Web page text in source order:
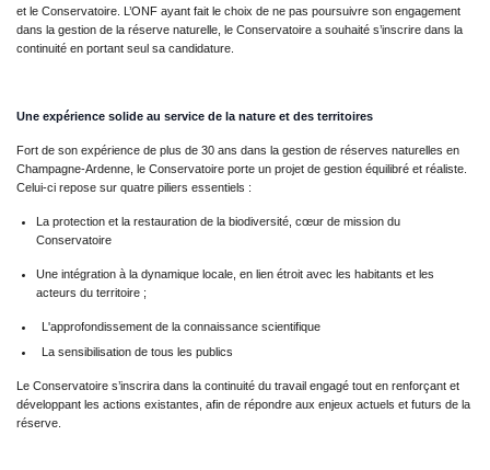
et le Conservatoire. L’ONF ayant fait le choix de ne pas poursuivre son engagement
dans la gestion de la réserve naturelle, le Conservatoire a souhaité s’inscrire dans la
continuité en portant seul sa candidature.
Une expérience solide au service de la nature et des territoires
Fort de son expérience de plus de 30 ans dans la gestion de réserves naturelles en
Champagne-Ardenne, le Conservatoire porte un projet de gestion équilibré et réaliste.
Celui-ci repose sur quatre piliers essentiels :
La protection et la restauration de la biodiversité, cœur de mission du
Conservatoire
Une intégration à la dynamique locale, en lien étroit avec les habitants et les
acteurs du territoire ;
L'approfondissement de la connaissance scientifique
La sensibilisation de tous les publics
Le Conservatoire s’inscrira dans la continuité du travail engagé tout en renforçant et
développant les actions existantes, afin de répondre aux enjeux actuels et futurs de la
réserve.